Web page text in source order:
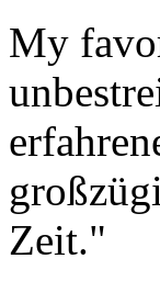
My
Zeit."